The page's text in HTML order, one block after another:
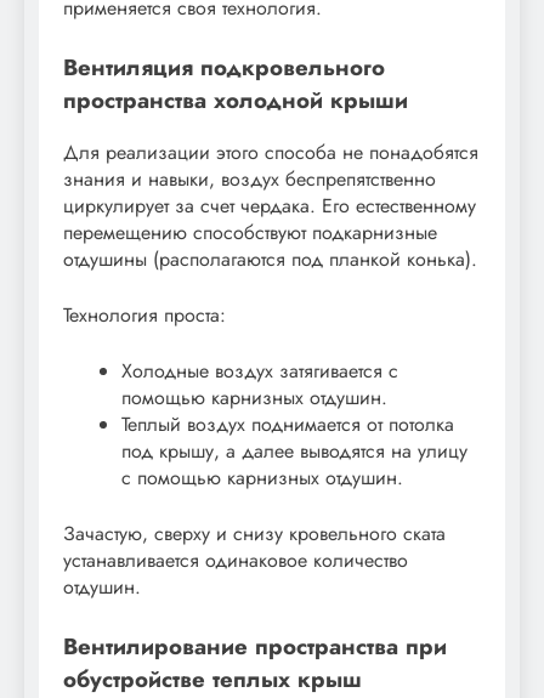
применяется своя технология.
Вентиляция подкровельного
пространства холодной крыши
Для реализации этого способа не понадобятся
знания и навыки, воздух беспрепятственно
циркулирует за счет чердака. Его естественному
перемещению способствуют подкарнизные
отдушины (располагаются под планкой конька).
Технология проста:
Холодные воздух затягивается с
помощью карнизных отдушин.
Теплый воздух поднимается от потолка
под крышу, а далее выводятся на улицу
с помощью карнизных отдушин.
Зачастую, сверху и снизу кровельного ската
устанавливается одинаковое количество
отдушин.
Вентилирование пространства при
обустройстве теплых крыш